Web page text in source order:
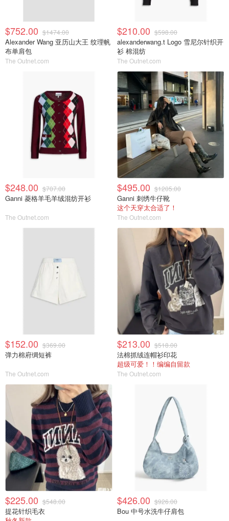
$752.00 $1474.00
Alexander Wang 亚历山大王 纹理帆
布单肩包
The Outnet.com
$210.00 $598.00
alexanderwang.t Logo 雪尼尔针织开
衫 棉混纺
The Outnet.com
$248.00 $707.00
Ganni 菱格羊毛羊绒混纺开衫
The Outnet.com
$495.00 $1205.00
Ganni 刺绣牛仔靴
这个天穿太合适了！
The Outnet.com
$152.00 $369.00
弹力棉府绸短裤
The Outnet.com
$213.00 $518.00
法棉抓绒连帽衫印花
超级可爱！！编编自留款
The Outnet.com
$225.00 $548.00
提花针织毛衣
$426.00 $926.00
Bou 中号水洗牛仔肩包